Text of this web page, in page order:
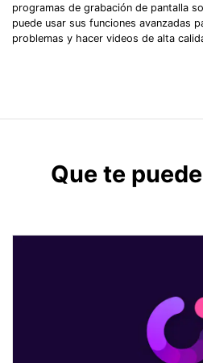
programas de grabación de pantalla
puede usar sus funciones avanzadas
problemas y hacer videos de alta
Que te